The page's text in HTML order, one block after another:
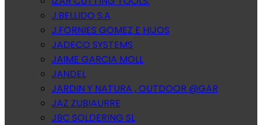
J.BELLIDO S.A
J.FORNIES GOMEZ E HIJOS
JADECO SYSTEMS
JAIME GARCIA MOLL
JANDEL
JARDIN Y NATURA , OUTDOOR @GAR
JAZ ZUBIAURRE
JBC SOLDERING SL